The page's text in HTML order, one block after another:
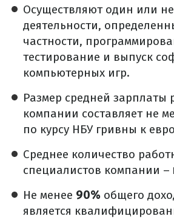
Осуществляют один или
деятельности,
частности,
тестирование и выпуск
компьютерных игр.
Размер средней зарплаты
компании составляет не
по курсу НБУ гривны к
Среднее количество
специалистов компании –
Не менее 90% общего
является